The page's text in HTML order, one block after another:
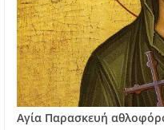
Αγία Παρασκευή